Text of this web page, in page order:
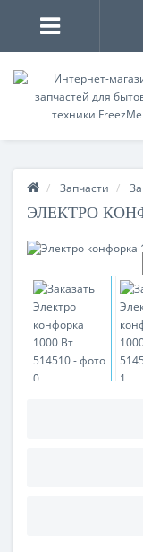
Запчасти
ЭЛЕКТРО